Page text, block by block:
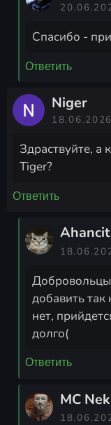
Спасибо -
Ответить
Niger
18.06.2026
Здраствуйте, а
Tiger?
Ответить
Ahancit
добавить так
нет,
долго(
Ответить
MC